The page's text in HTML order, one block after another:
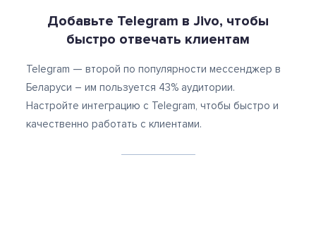
Добавьте Telegram в Jivo, чтобы
быстро отвечать клиентам
Telegram — второй по популярности мессенджер в
Беларуси – им пользуется 43% аудитории.
Настройте интеграцию с Telegram, чтобы быстро и
качественно работать с клиентами.